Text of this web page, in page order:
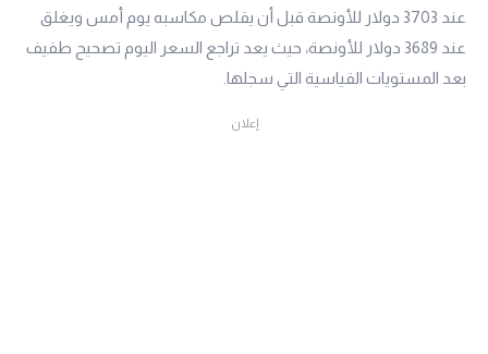
عند 3703 دولار للأونصة قبل أن يقلص مكاسبه يوم أمس ويغلق
عند 3689 دولار للأونصة، حيث يعد تراجع السعر اليوم تصحيح طفيف
بعد المستويات القياسية التي سجلها.
إعلان